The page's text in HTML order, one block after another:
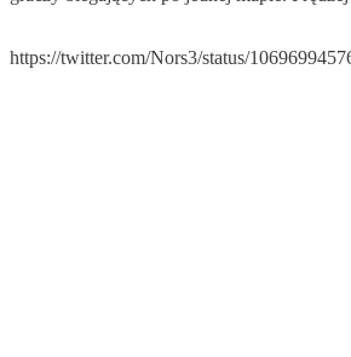
https://twitter.com/Nors3/status/